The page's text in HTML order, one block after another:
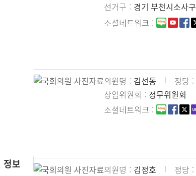
정보
선거구
경기 부천시소사구
소셜네트워크
의원명 김선동 정당
상임위원회
정무위원회
소셜네트워크
의원명 김정호 정당